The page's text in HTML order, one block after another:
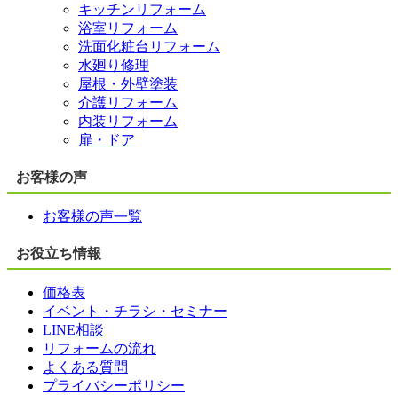
キッチンリフォーム
浴室リフォーム
洗面化粧台リフォーム
水廻り修理
屋根・外壁塗装
介護リフォーム
内装リフォーム
扉・ドア
お客様の声
お客様の声一覧
お役立ち情報
価格表
イベント・チラシ・セミナー
LINE相談
リフォームの流れ
よくある質問
プライバシーポリシー